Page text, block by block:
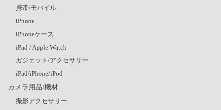
携帯/モバイル
iPhone
iPhoneケース
iPad / Apple Watch
ガジェット/アクセサリー
iPad/iPhone/iPod
カメラ用品/機材
撮影アクセサリー